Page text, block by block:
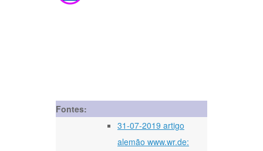
Fontes:
31-07-2019 artigo
alemão www.wr.de: